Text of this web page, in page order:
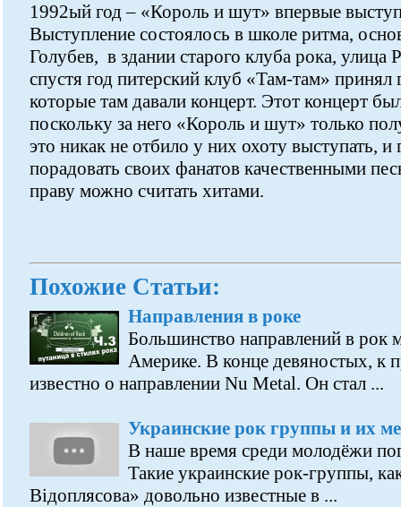
1992ый год – «Король и шут» впервые
Выступление состоялось в школе ритма,
Голубев, в здании старого клуба рока, улица
спустя год питерский клуб «Там-там» принял
которые там давали концерт. Этот концерт
поскольку за него «Король и шут» только
это никак не отбило у них охоту выступать, и
порадовать своих фанатов качественными
праву можно считать хитами.
Похожие Статьи:
Направления в роке
Большинство направлений в рок
Америке. В конце девяностых, к
известно о направлении Nu Metal. Он стал ...
Украинские рок группы и их
В наше время среди молодёжи
Такие украинские рок-группы,
Відоплясова» довольно известные в ...